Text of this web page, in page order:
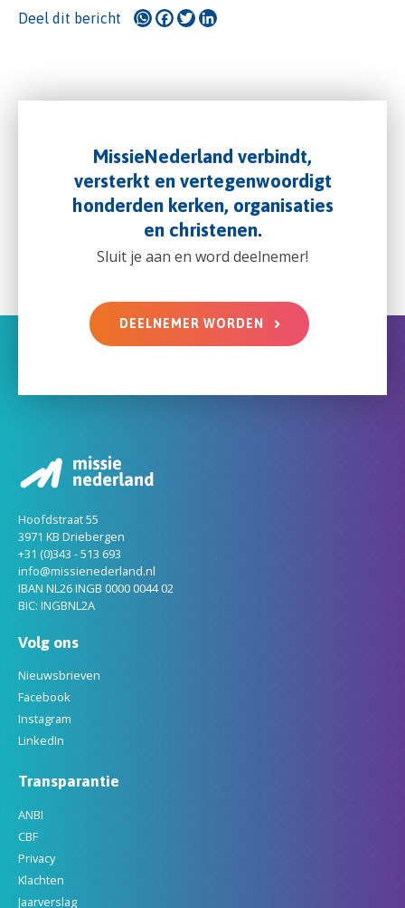
Deel dit bericht WhatsApp
Facebook
Twitter
MissieNederland verbindt,
versterkt en vertegenwoordigt
honderden kerken, organisaties
en christenen.
Sluit je aan en word deelnemer!
DEELNEMER WORDEN
Hoofdstraat 55
3971 KB Driebergen
+31 (0)343 - 513 693
info@missienederland.nl
IBAN NL26 INGB 0000 0044 02
BIC: INGBNL2A
Volg ons
Nieuwsbrieven
Facebook
Instagram
LinkedIn
Transparantie
ANBI
CBF
Privacy
Klachten
Jaarverslag